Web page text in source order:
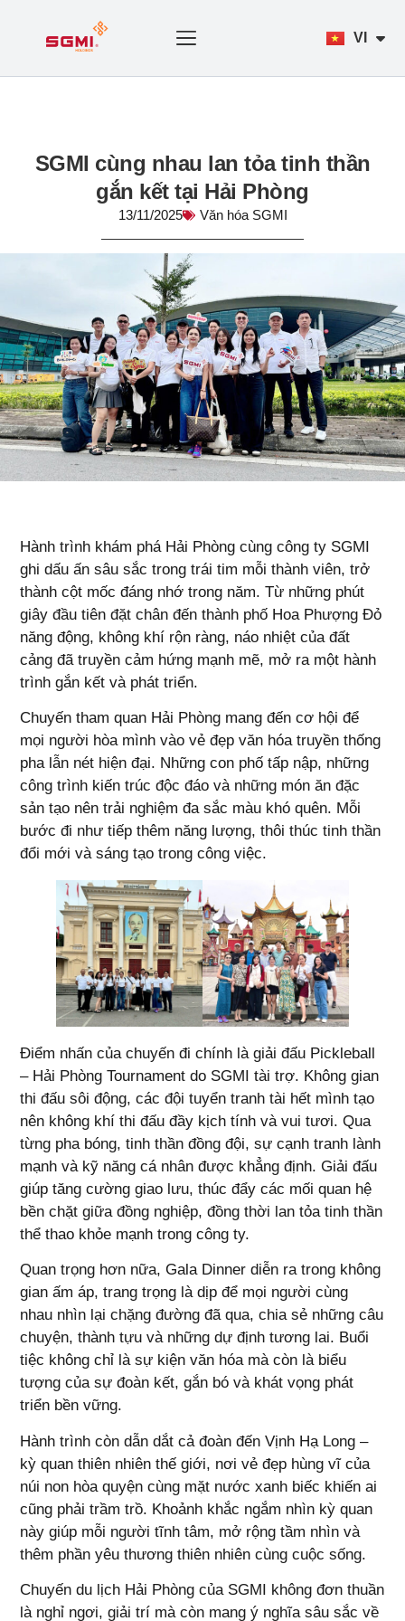
VI
EN
SGMI cùng nhau lan tỏa tinh thần
gắn kết tại Hải Phòng
13/11/2025 Văn hóa SGMI
Hành trình khám phá Hải Phòng cùng công ty SGMI
ghi dấu ấn sâu sắc trong trái tim mỗi thành viên, trở
thành cột mốc đáng nhớ trong năm. Từ những phút
giây đầu tiên đặt chân đến thành phố Hoa Phượng Đỏ
năng động, không khí rộn ràng, náo nhiệt của đất
cảng đã truyền cảm hứng mạnh mẽ, mở ra một hành
trình gắn kết và phát triển.
Chuyến tham quan Hải Phòng mang đến cơ hội để
mọi người hòa mình vào vẻ đẹp văn hóa truyền thống
pha lẫn nét hiện đại. Những con phố tấp nập, những
công trình kiến trúc độc đáo và những món ăn đặc
sản tạo nên trải nghiệm đa sắc màu khó quên. Mỗi
bước đi như tiếp thêm năng lượng, thôi thúc tinh thần
đổi mới và sáng tạo trong công việc.
Điểm nhấn của chuyến đi chính là giải đấu Pickleball
– Hải Phòng Tournament do SGMI tài trợ. Không gian
thi đấu sôi động, các đội tuyển tranh tài hết mình tạo
nên không khí thi đấu đầy kịch tính và vui tươi. Qua
từng pha bóng, tinh thần đồng đội, sự cạnh tranh lành
mạnh và kỹ năng cá nhân được khẳng định. Giải đấu
giúp tăng cường giao lưu, thúc đẩy các mối quan hệ
bền chặt giữa đồng nghiệp, đồng thời lan tỏa tinh thần
thể thao khỏe mạnh trong công ty.
Quan trọng hơn nữa, Gala Dinner diễn ra trong không
gian ấm áp, trang trọng là dịp để mọi người cùng
nhau nhìn lại chặng đường đã qua, chia sẻ những câu
chuyện, thành tựu và những dự định tương lai. Buổi
tiệc không chỉ là sự kiện văn hóa mà còn là biểu
tượng của sự đoàn kết, gắn bó và khát vọng phát
triển bền vững.
Hành trình còn dẫn dắt cả đoàn đến Vịnh Hạ Long –
kỳ quan thiên nhiên thế giới, nơi vẻ đẹp hùng vĩ của
núi non hòa quyện cùng mặt nước xanh biếc khiến ai
cũng phải trầm trồ. Khoảnh khắc ngắm nhìn kỳ quan
này giúp mỗi người tĩnh tâm, mở rộng tầm nhìn và
thêm phần yêu thương thiên nhiên cùng cuộc sống.
Chuyến du lịch Hải Phòng của SGMI không đơn thuần
là nghỉ ngơi, giải trí mà còn mang ý nghĩa sâu sắc về